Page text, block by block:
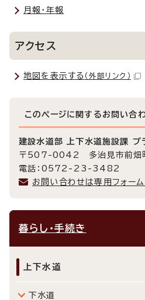
月報・年報
アクセス
地図を表示する （外部リンク）
このページに関する お問い合
建設水道部 上下水道施設課 プ
〒507-0042 多治見市前畑
電話：0572-23-3482
お問い合わせは専用フォーム
暮らし・手続き
上下水道
下水道